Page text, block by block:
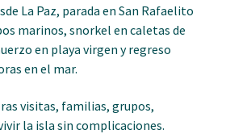
La Paz, parada en San Rafaelito
marinos, snorkel en caletas de
en playa virgen y regreso
en el mar.
visitas, familias, grupos,
la isla sin complicaciones.